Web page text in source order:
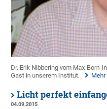
Dr. Erik Nibbering vom Max-Born-
Gast in unserem Institut.
Mehr
Licht perfekt
04.09.2015